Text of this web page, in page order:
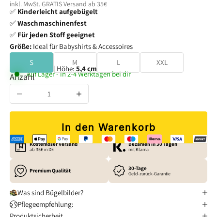
inkl. MwSt. GRATISVersand ab 35€
✅ Kinderleicht aufgebügelt
✅Waschmaschinenfest
✅ Für jeden Stoff geeignet
Größe: Ideal für Babyshirts & Accessoires
S
M L XXL
| Höhe: 5,4 cm
Auf Lager - in 2-4 Werktagen bei dir
Anzahl verringern
Anzahl erhöhen
In den Warenkorb
Kostenloser Versand
ab 35€ in DE
Bezahlen in 30 Tagen
mit Klarna
Premium Qualität 30-Tage
Geld-zurück-Garantie
Was sind Bügelbilder?
Pflegeempfehlung: